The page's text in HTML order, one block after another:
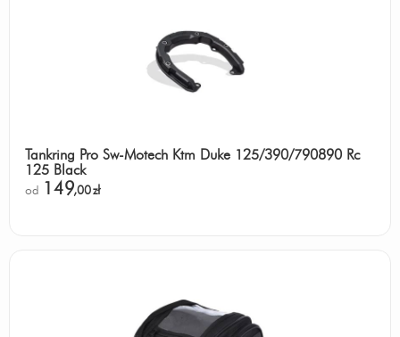
Tankring Pro Sw-Motech Ktm Duke 125/390/790890 Rc
125 Black
od 149,00zł